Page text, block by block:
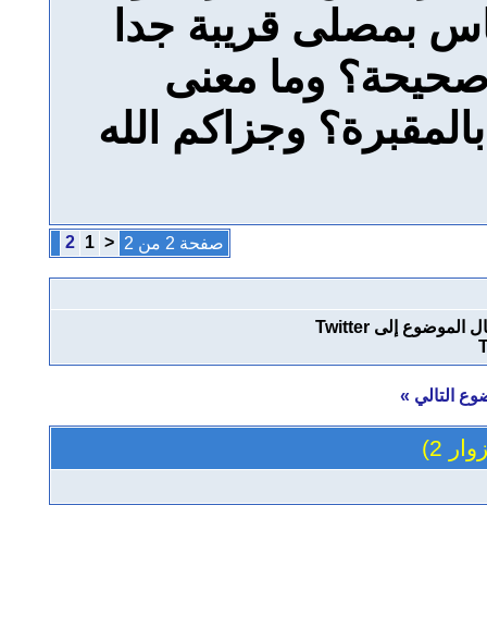
بمصلى قريبة جدا
وما معنى
وجزاكم الله
صفحة 2 من 2 <
1
2
التالي »